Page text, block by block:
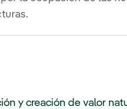
y creación de valor